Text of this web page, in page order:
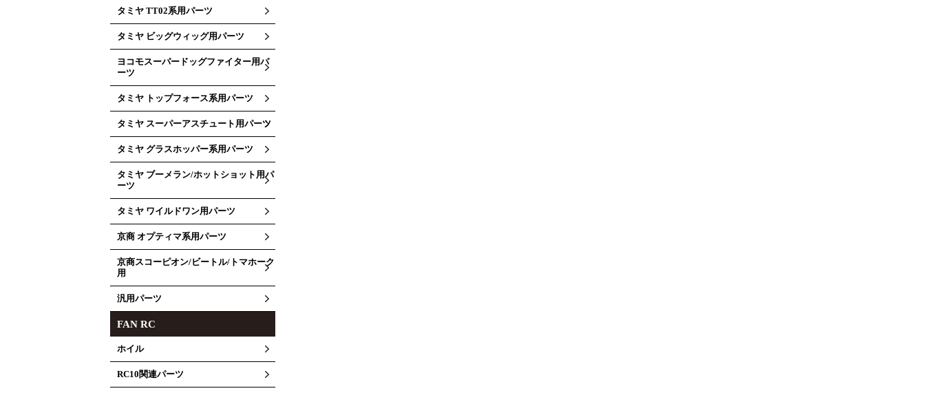
タミヤ TT02系用パーツ
タミヤ ビッグウィッグ用パーツ
ヨコモスーパードッグファイター用パ
ーツ
タミヤ トップフォース系用パーツ
タミヤ スーパーアスチュート用パーツ
タミヤ グラスホッパー系用パーツ
タミヤ ブーメラン/ホットショット用パ
ーツ
タミヤ ワイルドワン用パーツ
京商 オプティマ系用パーツ
京商スコーピオン/ビートル/トマホーク
用
汎用パーツ
FAN RC
ホイル
RC10関連パーツ